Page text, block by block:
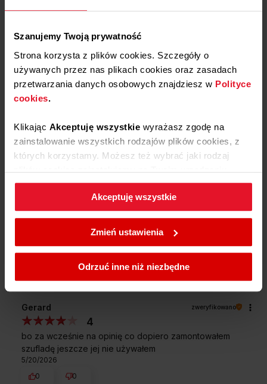
Szanujemy Twoją prywatność
Strona korzysta z plików cookies. Szczegóły o
używanych przez nas plikach cookies oraz zasadach
przetwarzania danych osobowych znajdziesz w Polityce
cookies.
Klikając Akceptuję wszystkie wyrażasz zgodę na
zainstalowanie wszystkich rodzajów plików cookies, z
których korzystamy. Możesz też wybrać jaki rodzaj
plików cookies zainstalujemy na Twoim urządzeniu,
klikającZmień ustawienia.
W każdej chwili możesz zmienić wybrane przez Ciebie
ustawienia plików cookies wchodząc w zakładkę
Akceptuję wszystkie
Zmień ustawienia
Odrzuć inne niż niezbędne
Temperatura frontu nie
obciążenie - 25 kg
Urządzenie jest nie tylko
pojemne, ale i bardzo
wytrzymałe - maksymalny
załadunek to nawet 25 kg.
1opinii klientów
1
Podziel się
Dodaj opinię
Jak zbieramy opinie?
Opinie klientów
Gerard zweryfikowano
4
bo za wcześnie na opinię co dopiero zamontowałem
szufladę jeszcze jej nie używałem
5/20/2026
0
0